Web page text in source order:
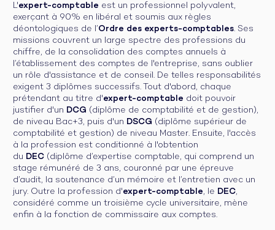
L'expert-comptable est un professionnel polyvalent,
exerçant à 90% en libéral et soumis aux règles
déontologiques de l’Ordre des experts-comptables. Ses
missions couvrent un large spectre des professions du
chiffre, de la consolidation des comptes annuels à
l’établissement des comptes de l'entreprise, sans oublier
un rôle d'assistance et de conseil. De telles responsabilités
exigent 3 diplômes successifs. Tout d'abord, chaque
prétendant au titre d'expert-comptable doit pouvoir
justifier d'un DCG (diplôme de comptabilité et de gestion),
de niveau Bac+3, puis d'un DSCG (diplôme supérieur de
comptabilité et gestion) de niveau Master. Ensuite, l'accès
à la profession est conditionné à l'obtention
du DEC (diplôme d’expertise comptable, qui comprend un
stage rémunéré de 3 ans, couronné par une épreuve
d’audit, la soutenance d’un mémoire et l’entretien avec un
jury. Outre la profession d'expert-comptable, le DEC,
considéré comme un troisième cycle universitaire, mène
enfin à la fonction de commissaire aux comptes.